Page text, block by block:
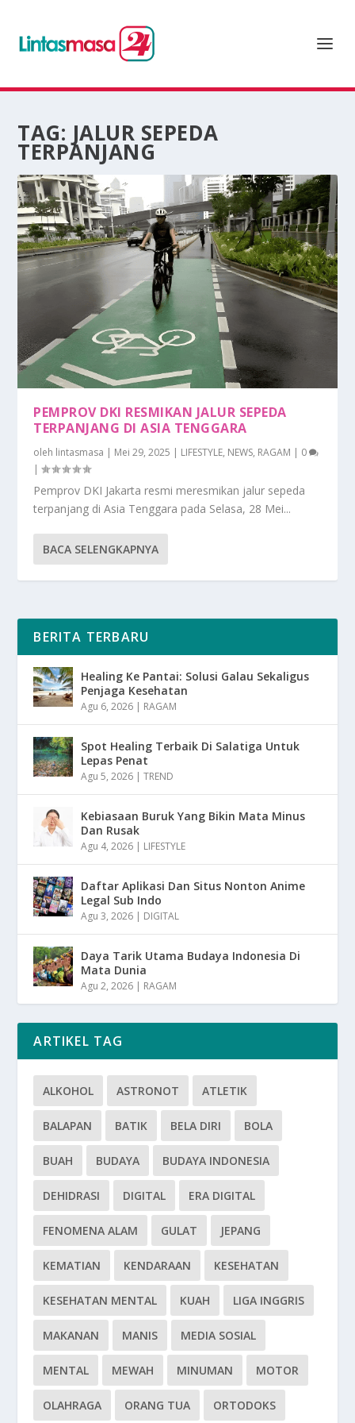
TAG: JALUR SEPEDA
TERPANJANG
PEMPROV DKI RESMIKAN JALUR SEPEDA
TERPANJANG DI ASIA TENGGARA
oleh lintasmasa | Mei 29, 2025 | LIFESTYLE, NEWS, RAGAM | 0
|
Pemprov DKI Jakarta resmi meresmikan jalur sepeda
terpanjang di Asia Tenggara pada Selasa, 28 Mei...
BACA SELENGKAPNYA
BERITA TERBARU
Healing Ke Pantai: Solusi Galau Sekaligus
Penjaga Kesehatan
Agu 6, 2026 | RAGAM
Spot Healing Terbaik Di Salatiga Untuk
Lepas Penat
Agu 5, 2026 |TREND
Kebiasaan Buruk Yang Bikin Mata Minus
Dan Rusak
Agu 4, 2026 | LIFESTYLE
Daftar Aplikasi Dan Situs Nonton Anime
Legal Sub Indo
Agu 3, 2026 | DIGITAL
Daya Tarik Utama Budaya Indonesia Di
Mata Dunia
Agu 2, 2026 | RAGAM
ARTIKEL TAG
ALKOHOL ASTRONOT ATLETIK
BALAPAN BATIK BELA DIRI BOLA
BUAH BUDAYA BUDAYA INDONESIA
DEHIDRASI DIGITAL ERA DIGITAL
FENOMENA ALAM GULAT JEPANG
KEMATIAN KENDARAAN KESEHATAN
KESEHATAN MENTAL KUAH LIGA INGGRIS
MAKANAN MANIS MEDIA SOSIAL
MENTAL MEWAH MINUMAN MOTOR
OLAHRAGA ORANG TUA ORTODOKS